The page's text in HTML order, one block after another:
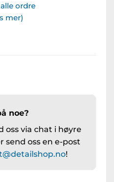
ordre
mer)
noe?
oss via chat i høyre
send oss en e-post
!